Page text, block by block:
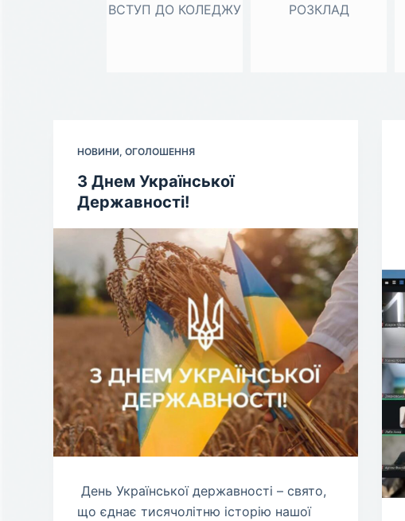
ВСТУП ДО КОЛЕДЖУ РОЗКЛАД
НОВИНИ,ОГОЛОШЕННЯ
З Днем Української
Державності!
​ День Української державності – свято,
що єднає тисячолітню історію нашої